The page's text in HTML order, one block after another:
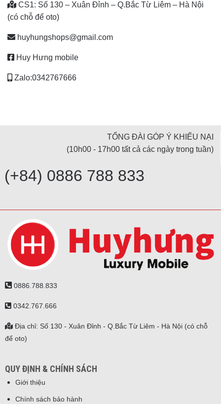
CS1: Số 130 – Xuân Đỉnh – Q.Bắc Từ Liêm – Hà Nội
(có chỗ để oto)
huyhungshops@gmail.com
Huy Hưng mobile
Zalo:0342767666
TỔNG ĐÀI GÓP Ý KHIẾU NẠI
(10h00 - 17h00 tất cả các ngày trong tuần)
(+84) 0886 788 833
0886.788.833
0342.767.666
Địa chỉ: Số 130 - Xuân Đỉnh - Q.Bắc Từ Liêm - Hà Nội (có chỗ
để oto)
QUY ĐỊNH & CHÍNH SÁCH
Giới thiệu
Chính sách bảo hành